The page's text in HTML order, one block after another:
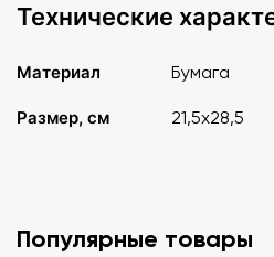
Технические
Материал Бумага
Размер, см 21,5х28,5
Популярные товары